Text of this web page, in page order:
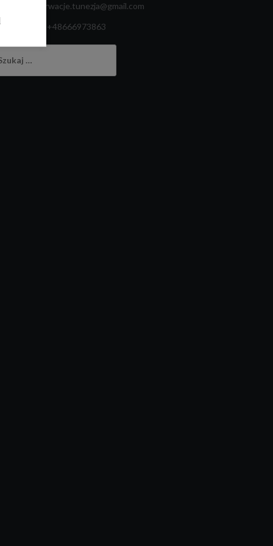
rezerwacje.tunezja@gmail.com
+48666973863